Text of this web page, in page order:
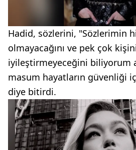
Hadid, sözlerini, "Sözlerimin
olmayacağını ve pek çok
iyileştirmeyeceğini biliyorum
masum hayatların güvenliği
diye bitirdi.